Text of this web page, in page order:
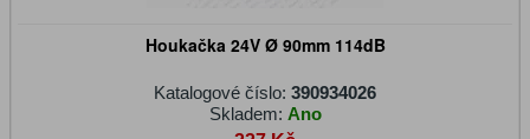
Houkačka 24V Ø 90mm 114dB
Katalogové číslo: 390934026
Skladem: Ano